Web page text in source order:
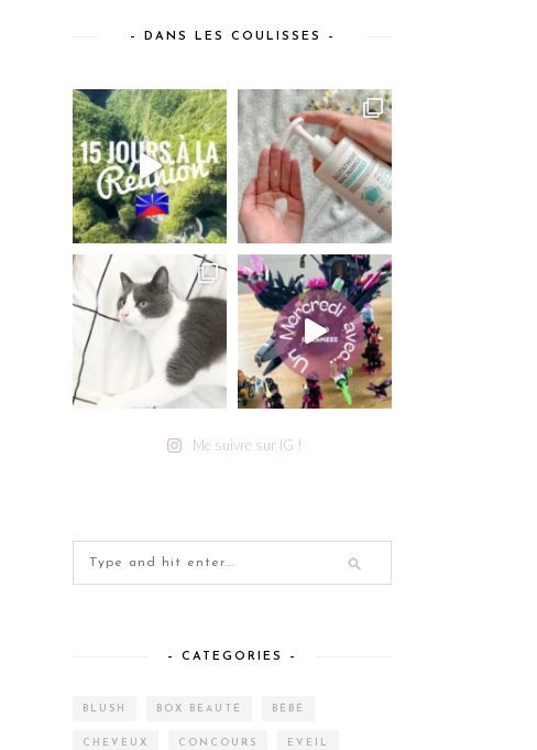
– DANS LES COULISSES –
Me suivre sur IG !
– CATEGORIES –
BLUSH BOX BEAUTÉ BÉBÉ
CHEVEUX CONCOURS EVEIL